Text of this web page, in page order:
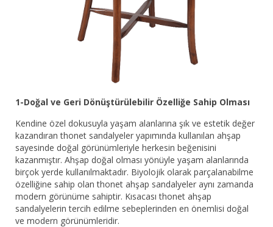
1-Doğal ve Geri Dönüştürülebilir Özelliğe Sahip Olması
Kendine özel dokusuyla yaşam alanlarına şık ve estetik değer
kazandıran thonet sandalyeler yapımında kullanılan ahşap
sayesinde doğal görünümleriyle herkesin beğenisini
kazanmıştır. Ahşap doğal olması yönüyle yaşam alanlarında
birçok yerde kullanılmaktadır. Biyolojik olarak parçalanabilme
özelliğine sahip olan thonet ahşap sandalyeler aynı zamanda
modern görünüme sahiptir. Kısacası thonet ahşap
sandalyelerin tercih edilme sebeplerinden en önemlisi doğal
ve modern görünümleridir.